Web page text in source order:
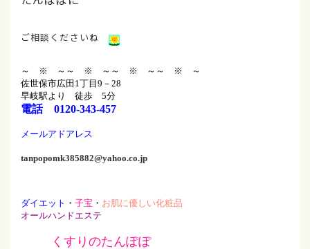
ご相談くださいね
～ ※ ～ ～ ※ ～ ～ ※ ～ ～ ※ ～
佐世保市広田1丁目9－28
早岐駅より 徒歩 5分
電話 0120-343-457
メールアドアレス
tanpopomk385882@yahoo.co.jp
ダイエット ・ 子宝 ・ お肌に優しい化粧品
オールハンドエステ
くすりのたんぽぽ